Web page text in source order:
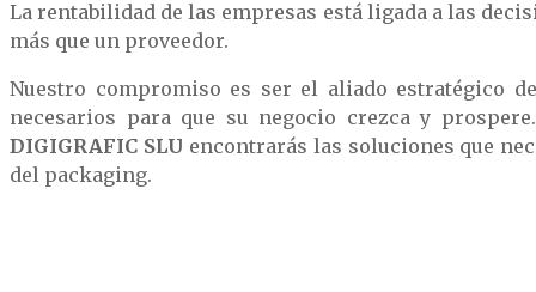
La rentabilidad de las empresas está ligada a las
más que un proveedor.
Nuestro compromiso es ser el aliado estratégico
necesarios para que su negocio crezca y
DIGIGRAFIC SLU encontrarás las soluciones que
del packaging.